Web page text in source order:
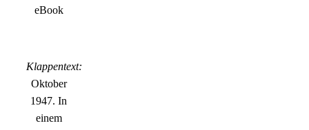
eBook
Klappentext:
Oktober
1947. In
einem